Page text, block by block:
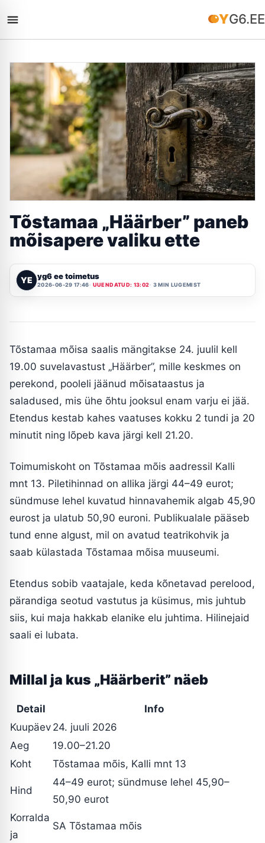
YG6.EE
Tõstamaa „Häärber” paneb
mõisapere valiku ette
YE yg6 ee toimetus
2026-06-29 17:46 UUENDATUD: 13:02 3 MIN LUGEMIST
Tõstamaa mõisa saalis mängitakse 24. juulil kell
19.00 suvelavastust „Häärber”, mille keskmes on
perekond, pooleli jäänud mõisataastus ja
saladused, mis ühe õhtu jooksul enam varju ei jää.
Etendus kestab kahes vaatuses kokku 2 tundi ja 20
minutit ning lõpeb kava järgi kell 21.20.
Toimumiskoht on Tõstamaa mõis aadressil Kalli
mnt 13. Piletihinnad on allika järgi 44–49 eurot;
sündmuse lehel kuvatud hinnavahemik algab 45,90
eurost ja ulatub 50,90 euroni. Publikualale pääseb
tund enne algust, mil on avatud teatrikohvik ja
saab külastada Tõstamaa mõisa muuseumi.
Etendus sobib vaatajale, keda kõnetavad perelood,
pärandiga seotud vastutus ja küsimus, mis juhtub
siis, kui maja hakkab elanike elu juhtima. Hilinejaid
saali ei lubata.
Millal ja kus „Häärberit” näeb
Detail
Info
Kuupäev 24. juuli 2026
Aeg
19.00–21.20
Koht
Tõstamaa mõis, Kalli mnt 13
Hind
44–49 eurot; sündmuse lehel 45,90–
50,90 eurot
Korralda
ja
SA Tõstamaa mõis